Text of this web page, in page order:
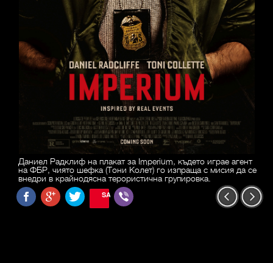
Даниел Радклиф на плакат за Imperium, където играе агент
на ФБР, чиято шефка (Тони Колет) го изпраща с мисия да се
внедри в крайнодясна терористична групировка.
SAVE